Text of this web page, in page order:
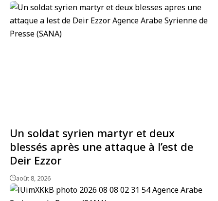
Un soldat syrien martyr et deux
blessés après une attaque à l’est de
Deir Ezzor
août 8, 2026